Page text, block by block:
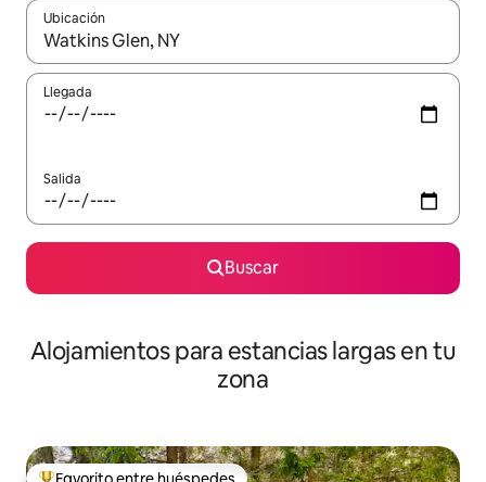
Ubicación
Cuando los resultados estén disponibles, podrás navegar
Llegada
Salida
Buscar
Alojamientos para estancias largas en tu
zona